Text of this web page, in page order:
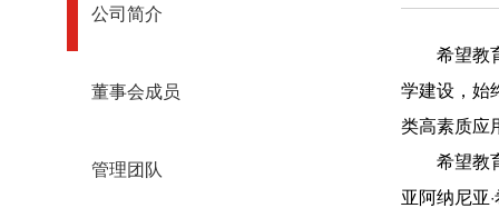
公司简介
董事会成员
管理团队
希望教
学建设，始
类高素质应
希望教
亚阿纳尼亚